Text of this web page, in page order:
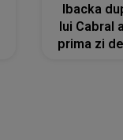
Ibacka
lui Cabral
prima zi